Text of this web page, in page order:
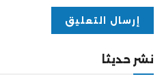
نشر حديثا